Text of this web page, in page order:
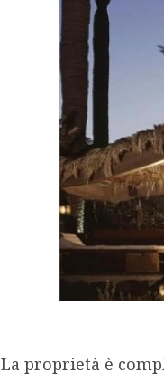
La proprietà è